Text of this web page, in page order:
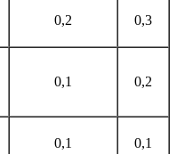
0,2 0,3
0,1 0,2
0,1 0,1